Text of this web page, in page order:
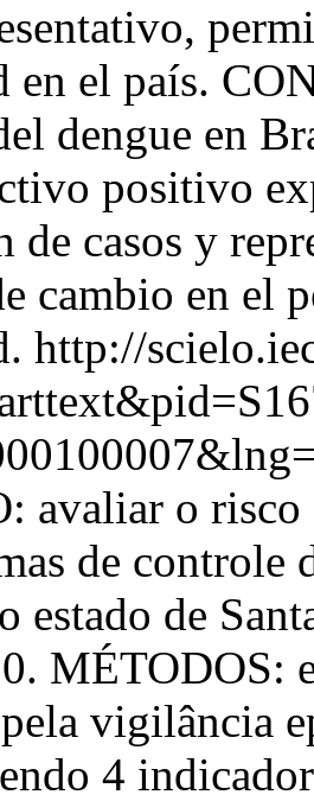
en el país.
dengue en
positivo
casos y
cambio en el
http://
avaliar o risco
de controle
estado de
MÉTODOS:
vigilância
4